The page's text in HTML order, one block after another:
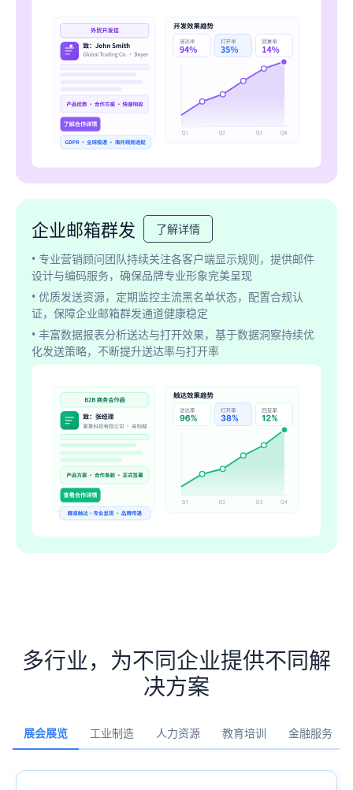
企业邮箱群发
了解详情
• 专业营销顾问团队持续关注各客户端显示规则，提供邮件
设计与编码服务，确保品牌专业形象完美呈现
• 优质发送资源，定期监控主流黑名单状态，配置合规认
证，保障企业邮箱群发通道健康稳定
• 丰富数据报表分析送达与打开效果，基于数据洞察持续优
化发送策略，不断提升送达率与打开率
多行业，为不同企业提供不同解
决方案
展会展览 工业制造 人力资源 教育培训 金融服务